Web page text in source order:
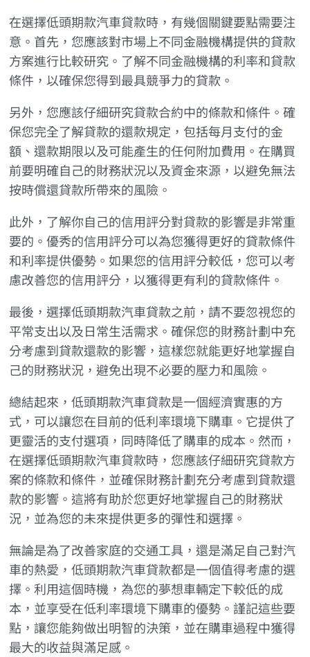
在選擇低頭期款汽車貸款時，有幾個關鍵要點需要注
意。首先，您應該對市場上不同金融機構提供的貸款
方案進行比較研究。了解不同金融機構的利率和貸款
條件，以確保您得到最具競爭力的貸款。
另外，您應該仔細研究貸款合約中的條款和條件。確
保您完全了解貸款的還款規定，包括每月支付的金
額、還款期限以及可能產生的任何附加費用。在購買
前要明確自己的財務狀況以及資金來源，以避免無法
按時償還貸款所帶來的風險。
此外，了解你自己的信用評分對貸款的影響是非常重
要的。優秀的信用評分可以為您獲得更好的貸款條件
和利率提供優勢。如果您的信用評分較低，您可以考
慮改善您的信用評分，以獲得更有利的貸款條件。
最後，選擇低頭期款汽車貸款之前，請不要忽視您的
平常支出以及日常生活需求。確保您的財務計劃中充
分考慮到貸款還款的影響，這樣您就能更好地掌握自
己的財務狀況，避免出現不必要的壓力和風險。
總結起來，低頭期款汽車貸款是一個經濟實惠的方
式，可以讓您在目前的低利率環境下購車。它提供了
更靈活的支付選項，同時降低了購車的成本。然而，
在選擇低頭期款汽車貸款時，您應該仔細研究貸款方
案的條款和條件，並確保財務計劃充分考慮到貸款還
款的影響。這將有助於您更好地掌握自己的財務狀
況，並為您的未來提供更多的彈性和選擇。
無論是為了改善家庭的交通工具，還是滿足自己對汽
車的熱愛，低頭期款汽車貸款都是一個值得考慮的選
擇。利用這個時機，為您的夢想車輛定下較低的成
本，並享受在低利率環境下購車的優勢。謹記這些要
點，讓您能夠做出明智的決策，並在購車過程中獲得
最大的收益與滿足感。